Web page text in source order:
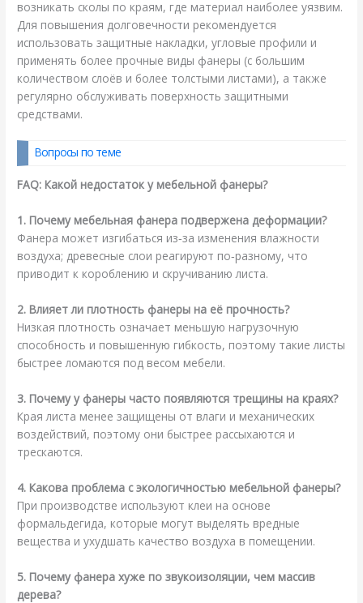
возникать сколы по краям, где материал наиболее уязвим.
Для повышения долговечности рекомендуется
использовать защитные накладки, угловые профили и
применять более прочные виды фанеры (с большим
количеством слоёв и более толстыми листами), а также
регулярно обслуживать поверхность защитными
средствами.
Вопросы по теме
FAQ: Какой недостаток у мебельной фанеры?
1. Почему мебельная фанера подвержена деформации?
Фанера может изгибаться из‑за изменения влажности
воздуха; древесные слои реагируют по‑разному, что
приводит к короблению и скручиванию листа.
2. Влияет ли плотность фанеры на её прочность?
Низкая плотность означает меньшую нагрузочную
способность и повышенную гибкость, поэтому такие листы
быстрее ломаются под весом мебели.
3. Почему у фанеры часто появляются трещины на краях?
Края листа менее защищены от влаги и механических
воздействий, поэтому они быстрее рассыхаются и
трескаются.
4. Какова проблема с экологичностью мебельной фанеры?
При производстве используют клеи на основе
формальдегида, которые могут выделять вредные
вещества и ухудшать качество воздуха в помещении.
5. Почему фанера хуже по звукоизоляции, чем массив
дерева?